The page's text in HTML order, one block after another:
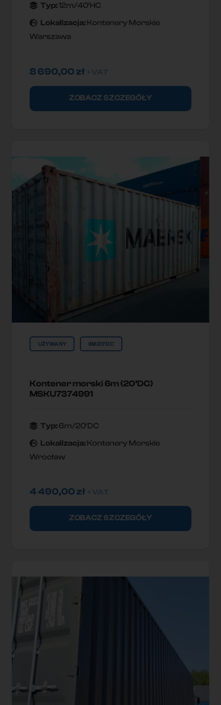
Typ:12m/40'HC
Lokallzacja: Kontenery Morskie
Warszawa
8 690,00zł
ZOBACZ SZCZEGÓŁY
UŻYWANY 6M/20'DC
Kontener morski 6m (20’DC)
MSKU7374991
Typ: 6m/20'DC
Lokallzacja: Kontenery Morskie
Wrocław
4 490,00zł
ZOBACZ SZCZEGÓŁY